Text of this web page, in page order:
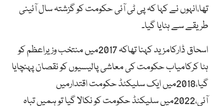
تھا،انہوں نے کہا کہ پی ٹی آئی حکومت کو گزشتہ سال آئینی
طریقے سے ہٹایا گیا۔
اسحاق ڈارکامزید کہنا تھاکہ 2017میں منتخب وزیراعظم کو
ہٹا کرکامیاب حکومت کی معاشی پالیسیوں کو نقصان پہنچایا
گیا،2018میں ایک سلیکٹڈ حکومت اقتدارمیں
آئی،2022میں سلیکٹڈ حکومت کو نکالا گیا تو ہمیں تباہ